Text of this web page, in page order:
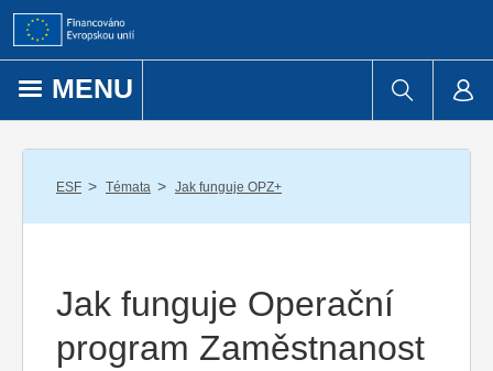
Přejít k obsahu
MENU
ESF / Témata / Jak funguje OPZ+
Jak funguje Operační
program Zaměstnanost